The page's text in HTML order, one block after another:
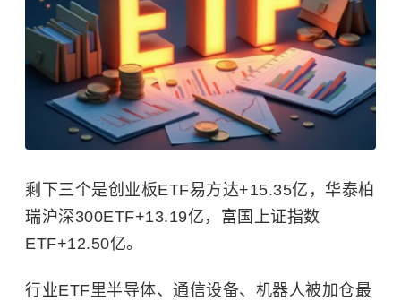
剩下三个是创业板ETF易方达+15.35亿，华泰柏
瑞沪深300ETF+13.19亿，富国上证指数
ETF+12.50亿。
行业ETF里半导体、通信设备、机器人被加仓最